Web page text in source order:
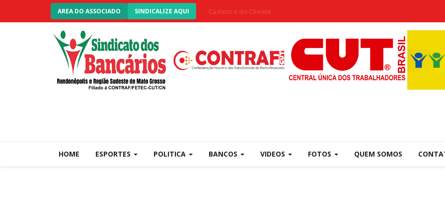
AREA DO ASSOCIADO SINDICALIZE AQUI Cadastro do Cliente
HOME ESPORTES POLITICA BANCOS VIDEOS FOTOS QUEM SOMOS